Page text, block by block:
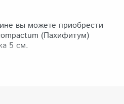
вы можете приобрести
(Пахифитум)
5 см.
из нашего